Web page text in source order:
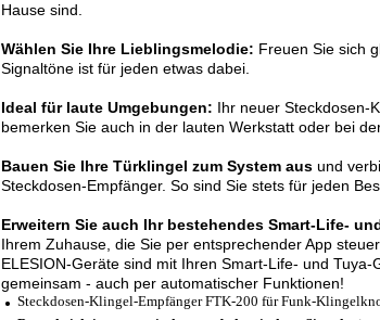
Hause sind.
Wählen Sie Ihre Lieblingsmelodie: Freuen Sie sich
Signaltöne ist für jeden etwas dabei.
Ideal für laute Umgebungen: Ihr neuer Steckdosen-
bemerken Sie auch in der lauten Werkstatt oder bei
Bauen Sie Ihre Türklingel zum System aus und
Steckdosen-Empfänger. So sind Sie stets für jeden
Erweitern Sie auch Ihr bestehendes Smart-Life-
Ihrem Zuhause, die Sie per entsprechender App
ELESION-Geräte sind mit Ihren Smart-Life- und
gemeinsam - auch per automatischer Funktionen!
Steckdosen-Klingel-Empfänger FTK-200 für Funk-